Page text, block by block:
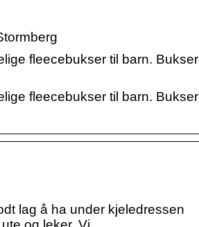
fleecebukser til barn. Bukser
fleecebukser til barn. Bukser
lag å ha under kjeledressen